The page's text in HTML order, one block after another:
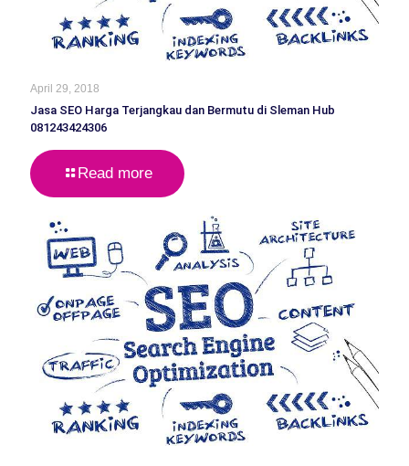
April 29, 2018
Jasa SEO Harga Terjangkau dan Bermutu di Sleman Hub
081243424306
Read more